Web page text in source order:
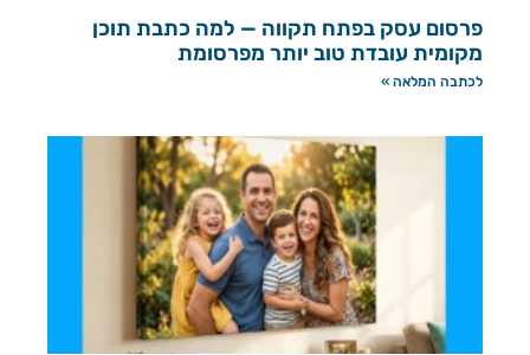
פרסום עסק בפתח תקווה — למה כתבת תוכן
מקומית עובדת טוב יותר מפרסומת
לכתבה המלאה »